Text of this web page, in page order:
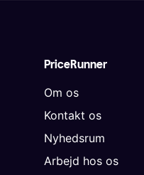
PriceRunner
Om os
Kontakt os
Nyhedsrum
Arbejd hos os